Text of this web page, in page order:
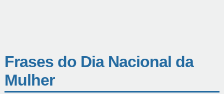
Frases do Dia Nacional da
Mulher